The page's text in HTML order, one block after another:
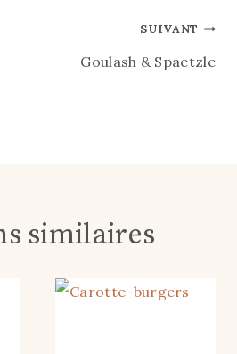
SUIVANT
Goulash & Spaetzle
similaires